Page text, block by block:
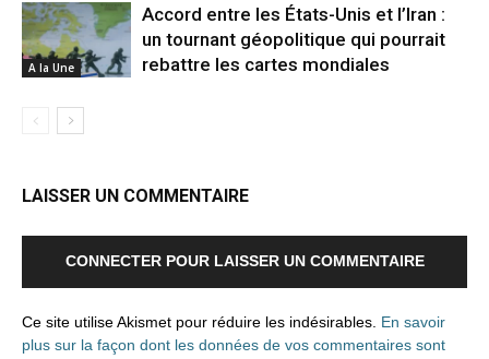
A la Une
Accord entre les États-Unis et l’Iran :
un tournant géopolitique qui pourrait
rebattre les cartes mondiales
LAISSER UN COMMENTAIRE
CONNECTER POUR LAISSER UN COMMENTAIRE
Ce site utilise Akismet pour réduire les indésirables. En savoir
plus sur la façon dont les données de vos commentaires sont